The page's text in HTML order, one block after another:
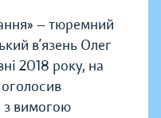
— тюремний
в’язень Олег
2018 року, на
оголосив
з вимогою